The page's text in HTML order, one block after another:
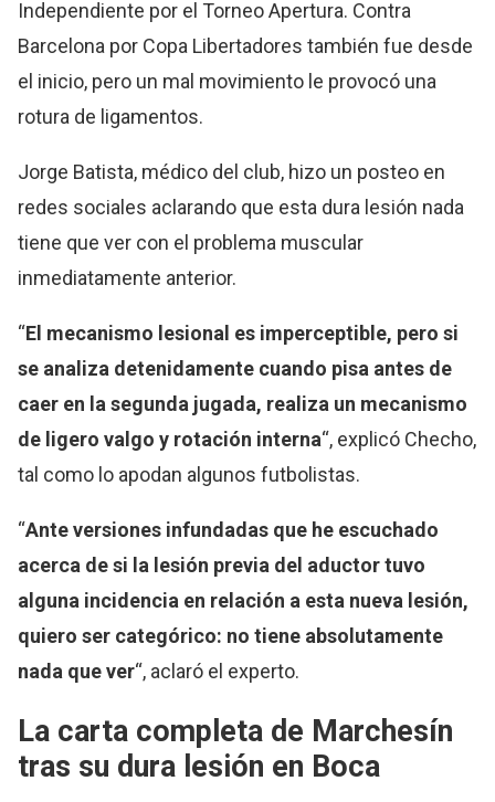
Independiente por el Torneo Apertura. Contra
Barcelona por Copa Libertadores también fue desde
el inicio, pero un mal movimiento le provocó una
rotura de ligamentos.
Jorge Batista, médico del club, hizo un posteo en
redes sociales aclarando que esta dura lesión nada
tiene que ver con el problema muscular
inmediatamente anterior.
“El mecanismo lesional es imperceptible, pero si
se analiza detenidamente cuando pisa antes de
caer en la segunda jugada, realiza un mecanismo
de ligero valgo y rotación interna“, explicó Checho,
tal como lo apodan algunos futbolistas.
“Ante versiones infundadas que he escuchado
acerca de si la lesión previa del aductor tuvo
alguna incidencia en relación a esta nueva lesión,
quiero ser categórico: no tiene absolutamente
nada que ver“, aclaró el experto.
La carta completa de Marchesín
tras su dura lesión en Boca